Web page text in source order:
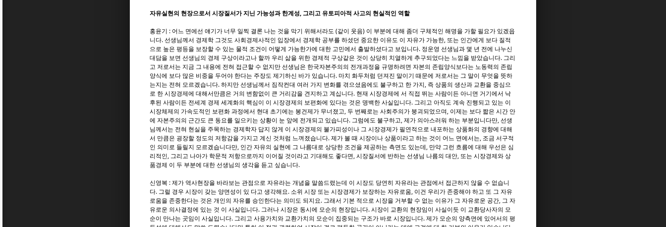
자유실현의 현장으로서 시장질서가 지닌 가능성과 한계성, 그리고 유토피아적 사고의 현실적인 역할
홍윤기 : 어느 면에선 얘기가 너무 일찍 결론 나는 것을 막기 위해서라도 (같이 웃음) 이 부분에 대해 좀더 구체적인 해명을 가할 필요가 있겠읍
니다. 선생님께서 경제학 그것도 사회경제사적인 입장에서 경제학 공부를 하셨던 중요한 이유도 이 자유가 가능한, 또는 인간에게 보다 질적
으로 높은 평등을 보장할 수 있는 물적 조건이 어떻게 가능한가에 대한 고민에서 출발하셨다고 보입니다. 정운영 선생님과 몇 년 전에 나누신
대담을 보면 선생님의 경제 구상이라고나 할까 우리 삶을 위한 경제적 구상같은 것이 상당히 치열하게 추구되었다는 느낌을 받았습니다. 그리
고 저로서는 지금 그 내용에 전혀 접근할 수 없지만 선생님은 한국자본주의의 전개과정을 규명하려면 자본의 존립양식보다는 노동력의 존립
양식에 보다 많은 비중을 두어야 한다는 주장도 제기하신 바가 있습니다. 마치 화두처럼 던져진 말이기 때문에 저로서는 그 말이 무엇을 뜻하
는지는 전혀 모르겠습니다. 하지만 선생님께서 짐작컨대 여러 가지 변화를 겪으셨음에도 불구하고 한 가지, 즉 상품의 생산과 교환을 중심으
로 한 시장경제에 대해서만큼은 거의 변함없이 큰 거리감을 견지하고 계십니다. 현재 시장경제에 서 직접 뛰는 사람이든 아니면 거기에서 낙
후된 사람이든 전세계 경제 세계화의 핵심이 이 시장경제의 보편화에 있다는 것은 명백한 사실입니다. 그리고 아직도 계속 진행되고 있는 이
시장체제의 가속도적인 보편화 과정에서 현대 초기에는 봉건제가 무너졌고, 두 번째로는 사회주의가 붕괴되었으며, 이제는 보다 짧은 시간 안
에 자본주의의 근간도 큰 동요를 일으키는 상황이 눈 앞에 전개되고 있습니다. 그럼에도 불구하고, 제가 의아스러워 하는 부분입니다만, 선생
님께서는 전혀 현실을 주목하는 경제학자 답지 않게 이 시장경제의 불가피성이나 그 시장경제가 필연적으로 내포하는 상품화의 경향에 대해
서 만큼은 굉장할 정도의 저항감을 가지고 계신 것처럼 느껴졌습니다. 제가 볼 때 시장이나 상품이라고 하는 것이 어느 면에서는, 조금 서구적
인 의미로 들릴지 모르겠습니다만, 인간 자유의 실현에 그 나름대로 상당한 조건을 제공하는 측면도 있는데, 만약 그런 흐름에 대해 우선은 심
리적인, 그리고 나아가 학문적 저항으로까지 이어질 것이라고 기대해도 좋다면, 시장질서에 반하는 선생님 나름의 대안, 또는 시장경제와 상
품경제 이 두 부분에 대한 선생님의 생각을 듣고 싶습니다.
신영복 : 제가 역사현장을 바라보는 관점으로 자유라는 개념을 말씀드렸는데 이 시장도 당연히 자유라는 관점에서 접근하지 않을 수 없습니
다. 그럴 경우 시장이 갖는 양면성이 있 다고 생각해요. 소위 시장 또는 시장경제가 보장하는 자유로움, 이건 우리가 존중해야 하고 또 그 자유
로움을 존중한다는 것은 개인의 자유를 승인한다는 의미도 되지요. 그래서 기본 적으로 시장을 거부할 수 없는 이유가 그 자유로운 공간, 그 자
유로운 의사결정에 있는 것 이 사실입니다. 그러나 시장은 동시에 모순의 현장입니다. 시장이 교환의 현장임이 사실이듯 이 교환당사자의 모
순이 만나는 곳임이 사실입니다. 그리고 사용가치와 교환가치의 모순이 집중되는 구조가 바로 시장입니다. 제가 모순의 양측면에 있어서의 평